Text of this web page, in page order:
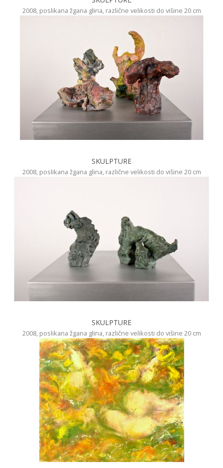
2008, poslikana žgana glina, različne velikosti do višine 20 cm
SKULPTURE
2008, poslikana žgana glina, različne velikosti do višine 20 cm
SKULPTURE
2008, poslikana žgana glina, različne velikosti do višine 20 cm